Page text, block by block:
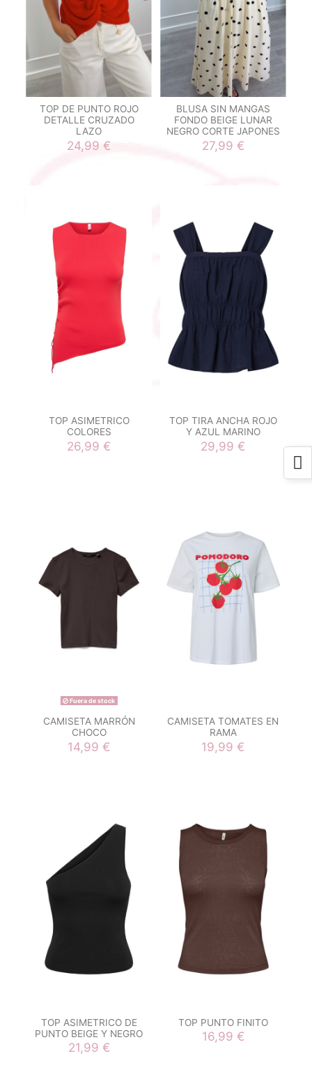
TOP DE PUNTO ROJO
DETALLE CRUZADO
LAZO
24,99 €
BLUSA SIN MANGAS
FONDO BEIGE LUNAR
NEGRO CORTE JAPONES
27,99 €
TOP ASIMETRICO
COLORES
26,99 €
TOP TIRA ANCHA ROJO
Y AZUL MARINO
29,99 €
Fuera de stock
CAMISETA MARRÓN
CHOCO
14,99 €
CAMISETA TOMATES EN
RAMA
19,99 €
TOP ASIMETRICO DE
PUNTO BEIGE Y NEGRO
21,99 €
TOP PUNTO FINITO
16,99 €